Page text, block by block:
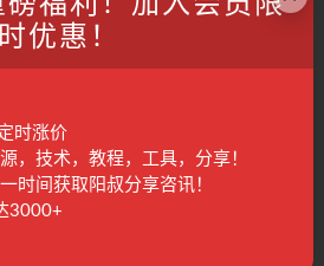
时优惠！
时涨价
，技术，教程，工具，分享！
时间获取阳叔分享咨讯！
3000+